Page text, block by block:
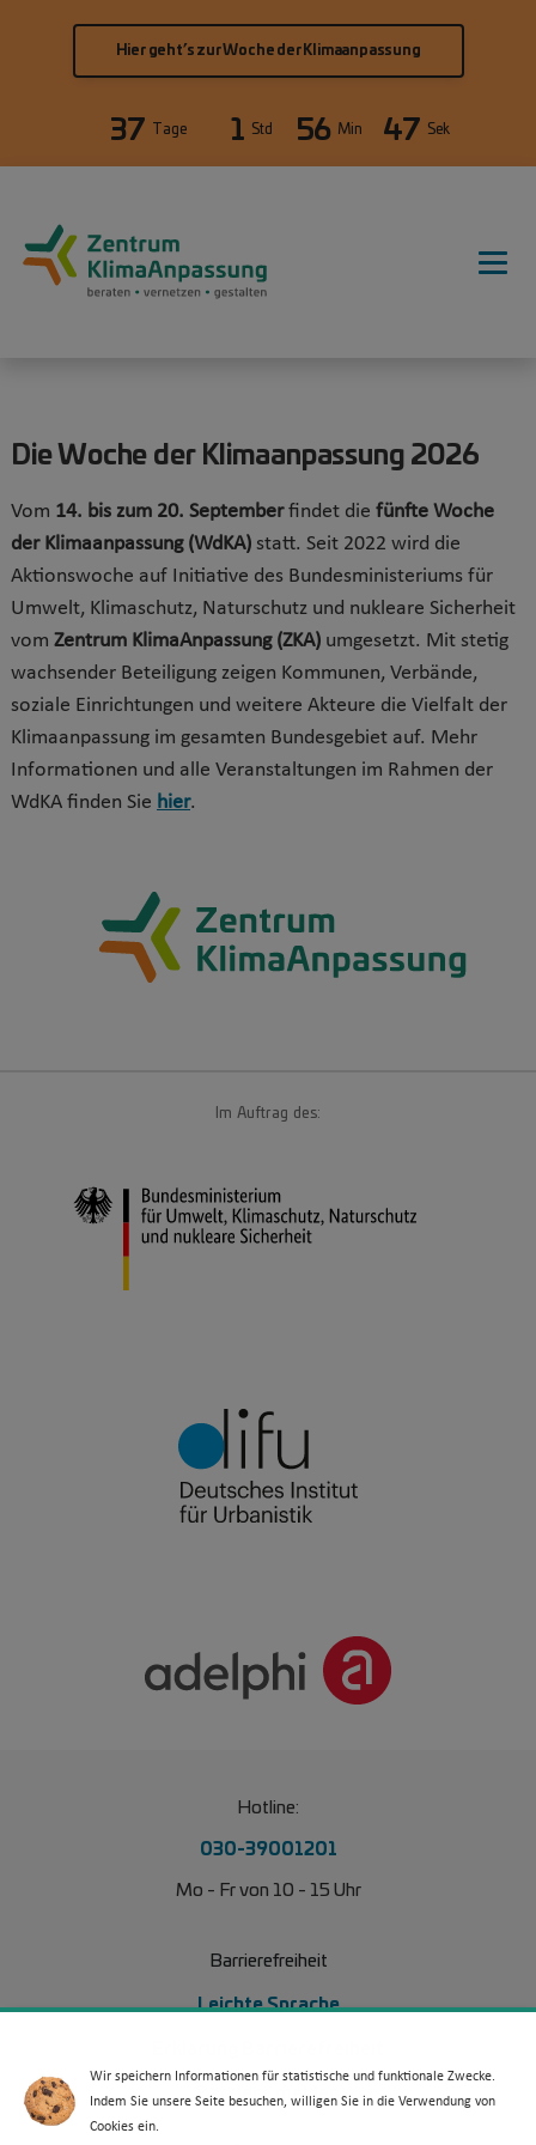
Hier geht’s zur Woche der Klimaanpassung
37 Tage 1 Std 56 Min 47 Sek
Die Woche der Klimaanpassung 2026
Vom 14. bis zum 20. Septemberfindet die fünfte Woche
der Klimaanpassung (WdKA) statt. Seit 2022 wird die
Aktionswoche auf Initiative des Bundesministeriums für
Umwelt, Klimaschutz, Naturschutz und nukleare Sicherheit
vom Zentrum KlimaAnpassung (ZKA) umgesetzt. Mit stetig
wachsender Beteiligung zeigen Kommunen, Verbände,
soziale Einrichtungen und weitere Akteure die Vielfalt der
Klimaanpassung im gesamten Bundesgebiet auf. Mehr
Informationen und alle Veranstaltungen im Rahmen der
WdKA finden Sie hier.
Im Auftrag des:
Hotline:
030-39001201
Mo - Fr von 10 - 15 Uhr
Barrierefreiheit
Leichte Sprache
Barriere melden
Wir speichern Informationen für statistische und funktionale Zwecke.
Indem Sie unsere Seite besuchen, willigen Sie in die Verwendung von
Cookies ein.